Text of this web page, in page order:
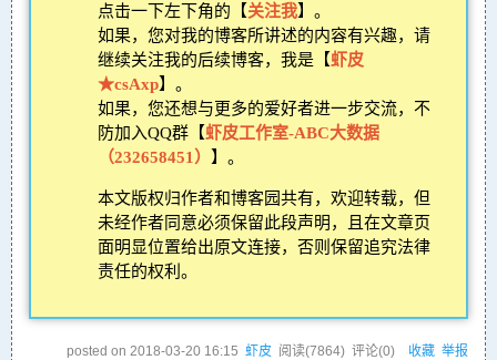
点击一下左下角的【关注我】。
如果，您对我的博客所讲述的内容有兴趣，请
继续关注我的后续博客，我是【虾皮
★csAxp】。
如果，您还想与更多的爱好者进一步交流，不
防加入QQ群【虾皮工作室-ABC大数据
（232658451）
】。
本文版权归作者和博客园共有，欢迎转载，但
未经作者同意必须保留此段声明，且在文章页
面明显位置给出原文连接，否则保留追究法律
责任的权利。
posted on 2018-03-20 16:15 虾皮 阅读(7864) 评论(0) 收藏 举报